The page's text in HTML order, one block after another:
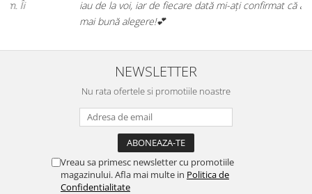
iau de la voi, iar de fiecare dată mi-ați confirmat că am făcut cea
mai bună alegere!💕
NEWSLETTER
Nu rata ofertele si promotiile noastre
Vreau sa primesc newsletter cu promotiile
magazinului. Afla mai multe in Politica de
Confidentialitate